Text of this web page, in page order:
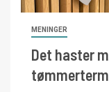
MENINGER
Det haster